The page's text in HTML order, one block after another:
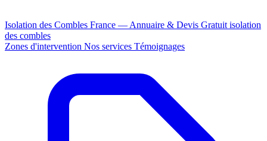
Isolation des Combles France — Annuaire & Devis Gratuit isolation
des combles
Zones d'intervention Nos services Témoignages